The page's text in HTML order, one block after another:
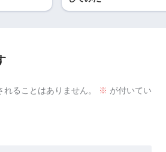
ることはありません。 ※ が付いてい